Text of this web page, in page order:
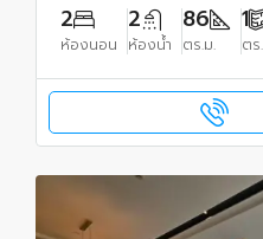
2
ห้องนอน
2
ห้องน้ำ
86
ตร.ม.
1
ตร